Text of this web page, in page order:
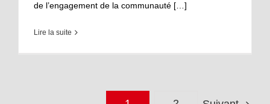
de l’engagement de la communauté […]
Lire la suite